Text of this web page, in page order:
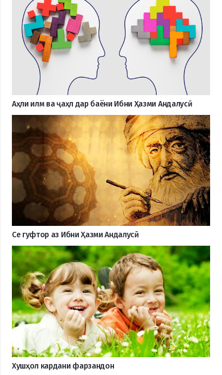
Аҳли илм ва ҷаҳл дар баёни Ибни Ҳазми Андалусӣ
Се гуфтор аз Ибни Ҳазми Андалусӣ
Хушҳол кардани фарзандон